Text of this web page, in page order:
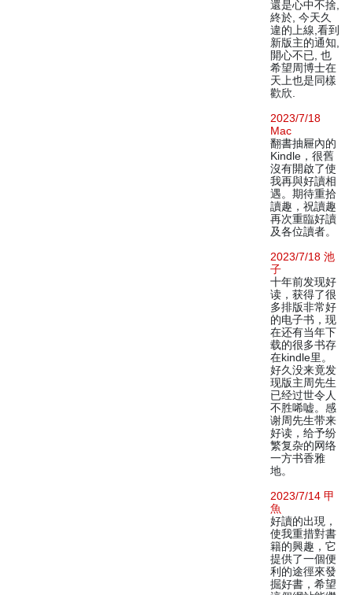
還是心中不捨,
終於, 今天久
違的上線,看到
新版主的通知,
開心不已, 也
希望周博士在
天上也是同樣
歡欣.
2023/7/18
Mac
翻書抽屜內的
Kindle，很舊
沒有開啟了使
我再與好讀相
遇。期待重拾
讀趣，祝讀趣
再次重臨好讀
及各位讀者。
2023/7/18 池
子
十年前发现好
读，获得了很
多排版非常好
的电子书，现
在还有当年下
载的很多书存
在kindle里。
好久没来竟发
现版主周先生
已经过世令人
不胜唏嘘。感
谢周先生带来
好读，给予纷
繁复杂的网络
一方书香雅
地。
2023/7/14 甲
魚
好讀的出現，
使我重措對書
籍的興趣，它
提供了一個便
利的途徑來發
掘好書，希望